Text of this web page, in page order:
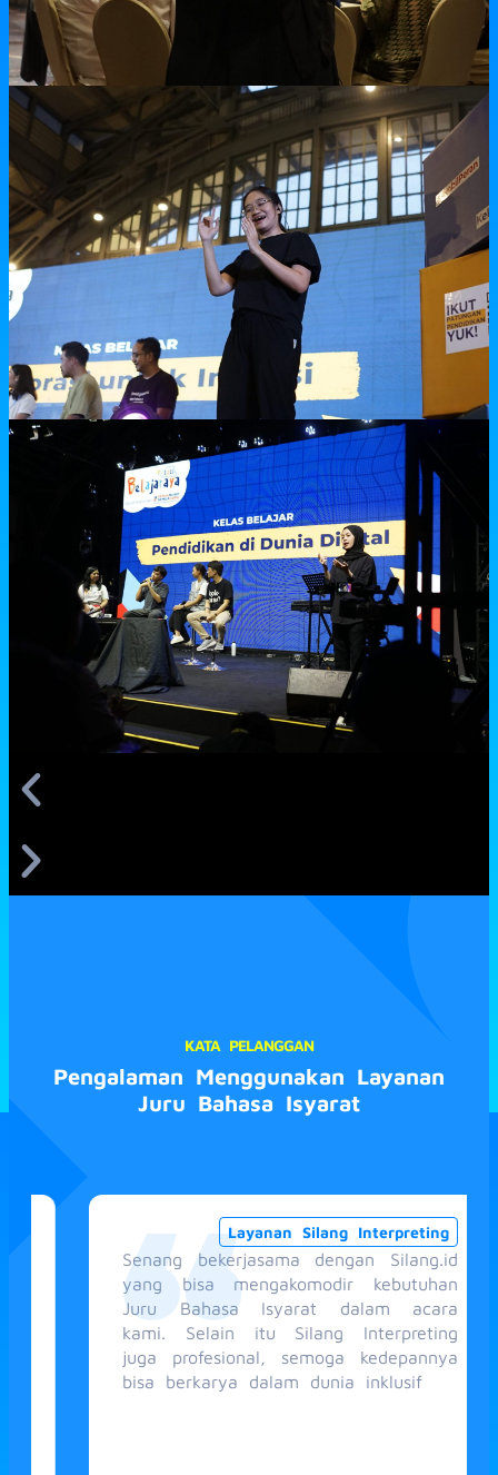
KATA PELANGGAN
Pengalaman Menggunakan Layanan
Juru Bahasa Isyarat
Layanan Silang Interpreting
Senang bekerjasama dengan Silang.id
yang bisa mengakomodir kebutuhan
Juru Bahasa Isyarat dalam acara
kami. Selain itu Silang Interpreting
juga profesional, semoga kedepannya
bisa berkarya dalam dunia inklusif